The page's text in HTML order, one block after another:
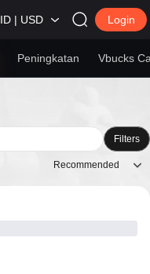
ID | USD Login
Peningkatan Vbucks
Filters
Recommended